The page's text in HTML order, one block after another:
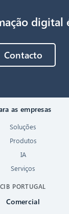
digital
Contacto
as empresas
Soluções
Produtos
IA
Serviços
CIB PORTUGAL
Comercial